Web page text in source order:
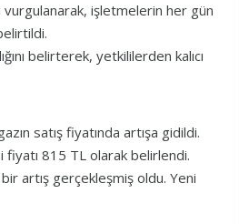
vurgulanarak, işletmelerin her gün
belirterek, yetkililerden kalıcı
satış fiyatında artışa gidildi.
fiyatı 815 TL olarak belirlendi.
artış gerçekleşmiş oldu. Yeni